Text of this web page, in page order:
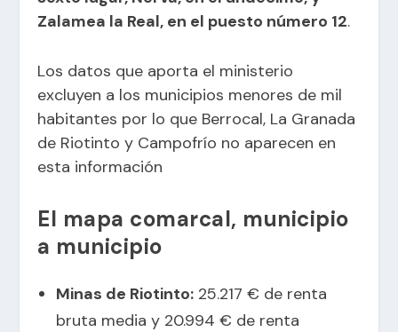
Zalamea la Real, en el puesto número 12.
Los datos que aporta el ministerio
excluyen a los municipios menores de mil
habitantes por lo que Berrocal, La Granada
de Riotinto y Campofrío no aparecen en
esta información
El mapa comarcal, municipio
a municipio
Minas de Riotinto:25.217 € de renta
bruta media y 20.994 € de renta